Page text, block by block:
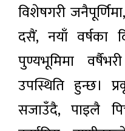
विशेषगरी
दसैं, नयाँ वर्षका
पुण्यभूमिमा
उपस्थिति हुन्छ।
सजाउँदै, पाइलै